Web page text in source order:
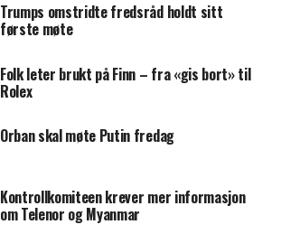
Trumps omstridte fredsråd holdt sitt
første møte
Folk leter brukt på Finn – fra «gis bort» til
Rolex
Orban skal møte Putin fredag
Kontrollkomiteen krever mer informasjon
om Telenor og Myanmar